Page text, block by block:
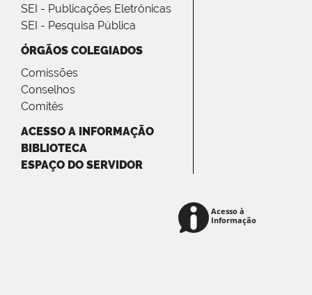
SEI - Publicações Eletrônicas
SEI - Pesquisa Pública
ÓRGÃOS COLEGIADOS
Comissões
Conselhos
Comitês
ACESSO A INFORMAÇÃO
BIBLIOTECA
ESPAÇO DO SERVIDOR